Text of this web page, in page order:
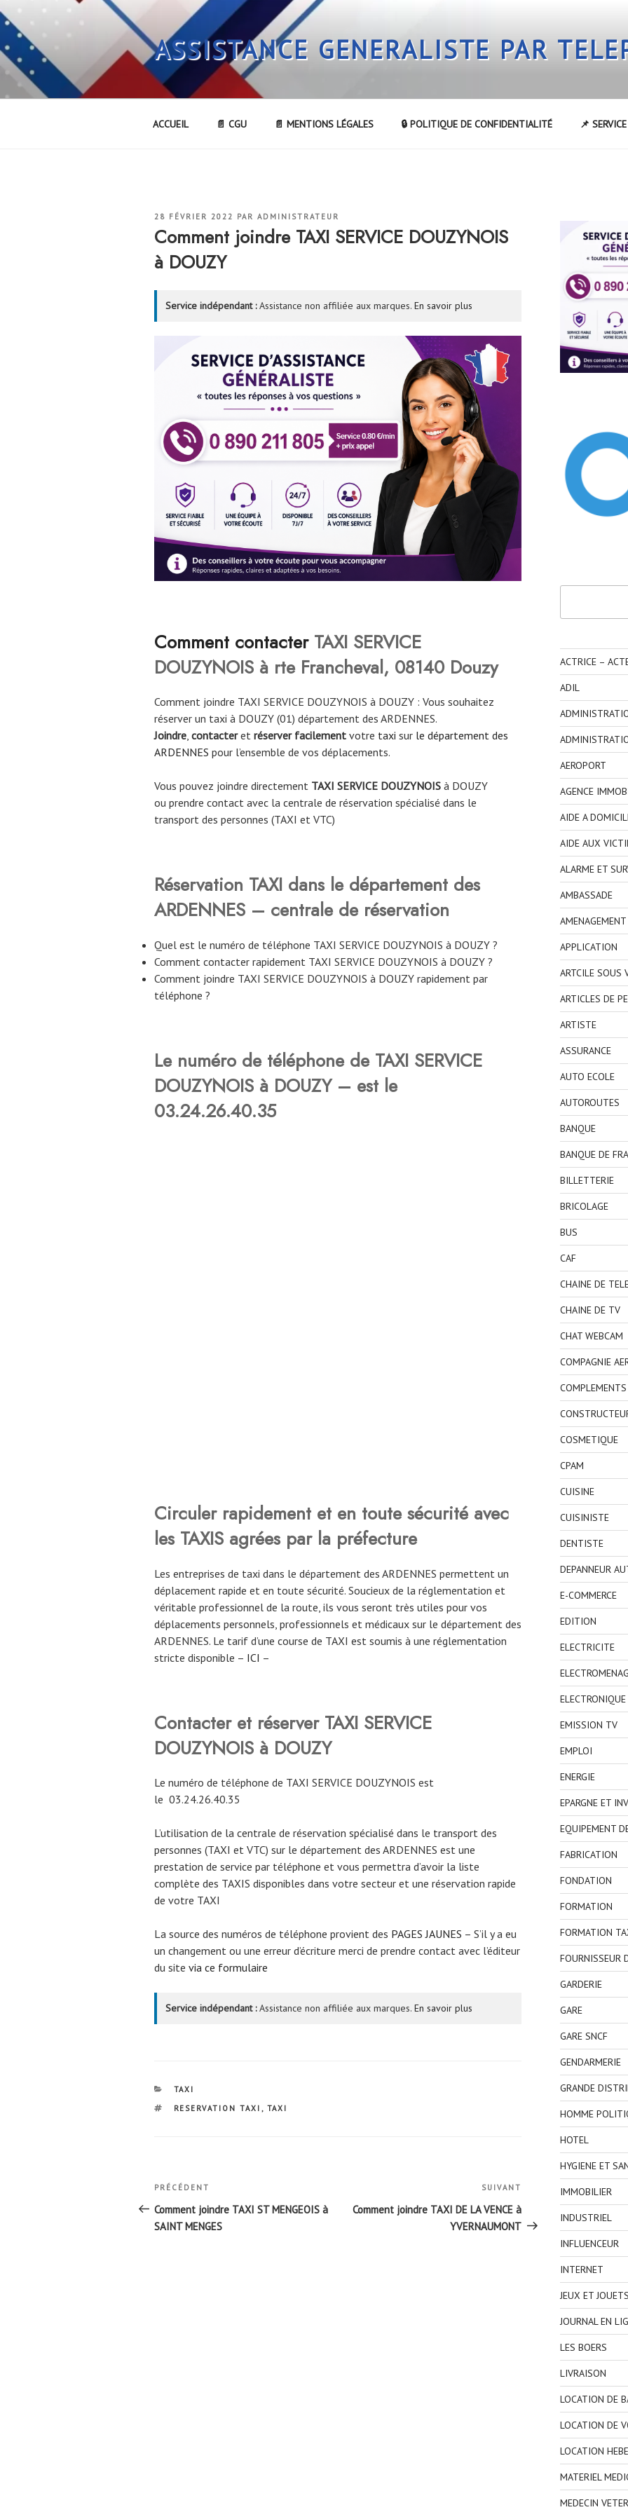
Aller
au
contenu
principal
ASSISTANCE GENERALISTE PAR
ACCUEIL 📄 CGU 📄 MENTIONS LÉGALES 🔒 POLITIQUE DE CONFIDENTIALITÉ 📌
PUBLIÉ
28 FÉVRIER 2022 PAR ADMINISTRATEUR
Comment joindre TAXI SERVICE DOUZYNOIS
à DOUZY
Service indépendant :Assistance non affiliée aux marques. En savoir plus
Comment contacterTAXI SERVICE
DOUZYNOIS à rte Francheval, 08140 Douzy
Comment joindre TAXI SERVICE DOUZYNOIS à DOUZY : Vous souhaitez
réserver un taxi à DOUZY (01) département des ARDENNES.
Joindre, contacteret réserver facilement votre taxi sur le département des
ARDENNES pour l’ensemble de vos déplacements.
Vous pouvez joindre directement TAXI SERVICE DOUZYNOIS à DOUZY
ou prendre contact avec la centrale de réservation spécialisé dans le
transport des personnes (TAXI et VTC)
Réservation TAXI dans le département des
ARDENNES – centrale de réservation
Quel est le numéro de téléphone TAXI SERVICE DOUZYNOIS à DOUZY ?
Comment contacter rapidement TAXI SERVICE DOUZYNOIS à DOUZY ?
Comment joindre TAXI SERVICE DOUZYNOIS à DOUZY rapidement par
téléphone ?
Le numéro de téléphone de TAXI SERVICE
DOUZYNOIS à DOUZY – est le
03.24.26.40.35
Circuler rapidement et en toute sécurité avec
les TAXIS agrées par la préfecture
Les entreprises de taxi dans le département des ARDENNES permettent un
déplacement rapide et en toute sécurité. Soucieux de la réglementation et
véritable professionnel de la route, ils vous seront très utiles pour vos
déplacements personnels, professionnels et médicaux sur le département des
ARDENNES. Le tarif d’une course de TAXI est soumis à une réglementation
stricte disponible – ICI –
Contacter et réserver TAXI SERVICE
DOUZYNOIS à DOUZY
Le numéro de téléphone de TAXI SERVICE DOUZYNOIS est
le 03.24.26.40.35
L’utilisation de la centrale de réservation spécialisé dans le transport des
personnes (TAXI et VTC) sur le département des ARDENNES est une
prestation de service par téléphone et vous permettra d’avoir la liste
complète des TAXIS disponibles dans votre secteur et une réservation rapide
de votre TAXI
La source des numéros de téléphone provient des PAGES JAUNES – S’il y a eu
un changement ou une erreur d’écriture merci de prendre contact avec l’éditeur
du site via ce formulaire
Service indépendant :Assistance non affiliée aux marques. En savoir plus
CATÉGORIES
TAXI
ÉTIQUETTES
RESERVATION TAXI , TAXI
Navigation
de
l’article
Article
précédent
PRÉCÉDENT
Comment joindre TAXI ST MENGEOIS à
SAINT MENGES
suivant
SUIVANT
Comment joindre TAXI DE LA VENCE à
YVERNAUMONT
ACTRICE –
ADIL
AEROPORT
AGENCE
AIDE A
AIDE AUX
ALARME ET
AMBASSADE
APPLICATION
ARTCILE SOUS
ARTICLES DE
ARTISTE
ASSURANCE
AUTO ECOLE
AUTOROUTES
BANQUE
BANQUE DE
BILLETTERIE
BRICOLAGE
BUS
CAF
CHAINE DE
CHAINE DE TV
CHAT WEBCAM
COMPAGNIE
COSMETIQUE
CPAM
CUISINE
CUISINISTE
DENTISTE
DEPANNEUR
E-COMMERCE
EDITION
ELECTRICITE
EMISSION TV
EMPLOI
ENERGIE
EPARGNE ET
EQUIPEMENT
FABRICATION
FONDATION
FORMATION
FORMATION
FOURNISSEUR
GARDERIE
GARE
GARE SNCF
GENDARMERIE
GRANDE
HOMME
HOTEL
HYGIENE ET
IMMOBILIER
INDUSTRIEL
INFLUENCEUR
INTERNET
JEUX ET JOUETS
JOURNAL EN
LES BOERS
LIVRAISON
LOCATION DE
LOCATION DE
LOCATION
MATERIEL
MEDECIN